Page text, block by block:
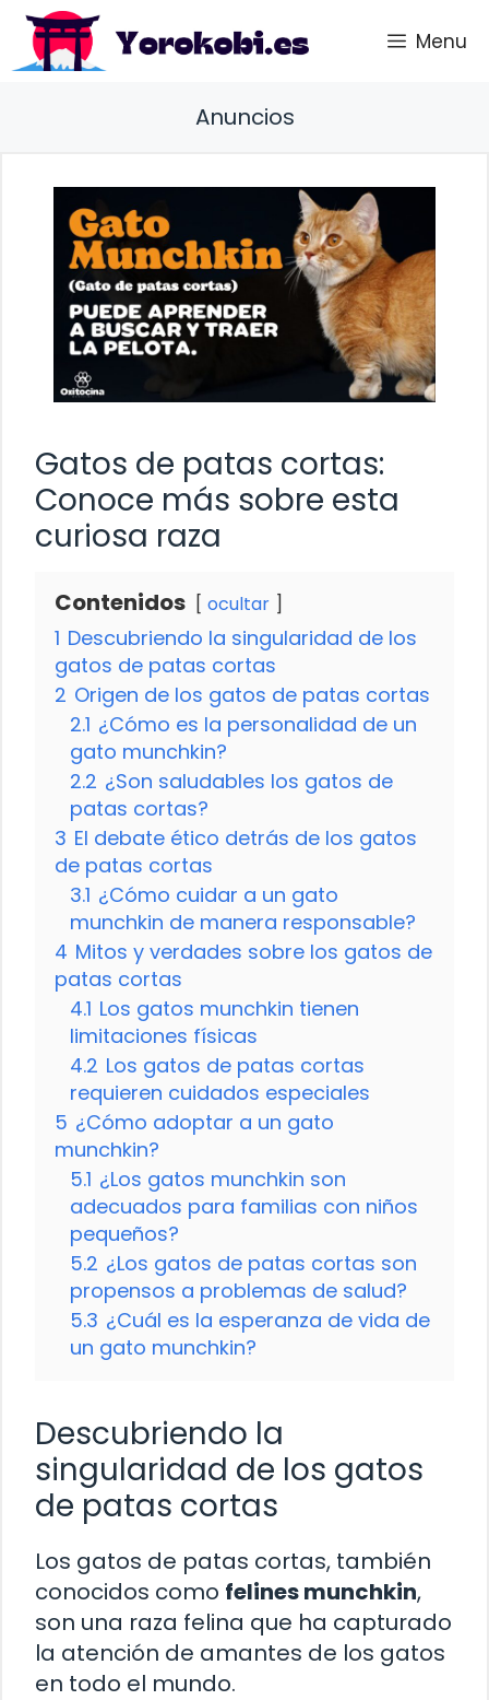
Saltar
contenido
Menu
Anuncios
Gatos de patas cortas:
Conoce más sobre esta
curiosa raza
Contenidos ocultar
1 Descubriendo la singularidad de los
gatos de patas cortas
2 Origen de los gatos de patas cortas
2.1 ¿Cómo es la personalidad de un
gato munchkin?
2.2 ¿Son saludables los gatos de
patas cortas?
3 El debate ético detrás de los gatos
de patas cortas
3.1 ¿Cómo cuidar a un gato
munchkin de manera responsable?
4 Mitos y verdades sobre los gatos de
patas cortas
4.1 Los gatos munchkin tienen
limitaciones físicas
4.2 Los gatos de patas cortas
requieren cuidados especiales
5 ¿Cómo adoptar a un gato
munchkin?
5.1 ¿Los gatos munchkin son
adecuados para familias con niños
pequeños?
5.2 ¿Los gatos de patas cortas son
propensos a problemas de salud?
5.3 ¿Cuál es la esperanza de vida de
un gato munchkin?
Descubriendo la
singularidad de los gatos
de patas cortas
Los gatos de patas cortas, también
conocidos como felines munchkin,
son una raza felina que ha capturado
la atención de amantes de los gatos
en todo el mundo.